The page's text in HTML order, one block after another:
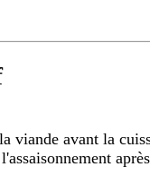
viande avant la